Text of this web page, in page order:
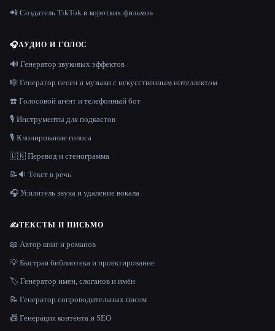
📲 Создатель TikTok и коротких фильмов
🎧АУДИО И ГОЛОС
🔊 Генератор звуковых эффектов
🎼 Генератор песен и музыки с искусственным интеллектом
☎️ Голосовой агент и телефонный бот
🎙️ Инструменты для подкастов
🎙️ Клонирование голоса
🇺🇳 Перевод и стенограмма
📝🔉 Текст в речь
🎧 Усилитель звука и удаление вокала
✍️ТЕКСТЫ И ПИСЬМО
📖 Автор книг и романов
💡 Быстрая библиотека и проектирование
🏷️ Генератор имен, слоганов и имён
📝 Генератор сопроводительных писем
📠 Генерация контента и SEO